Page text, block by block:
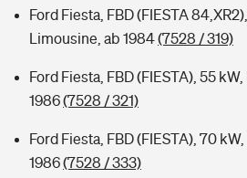
Ford Fiesta, FBD (FIESTA
Limousine, ab 1984(7528 / 319)
Ford Fiesta, FBD (FIESTA), 55
1986(7528 / 321)
Ford Fiesta, FBD (FIESTA), 70
1986(7528 / 333)